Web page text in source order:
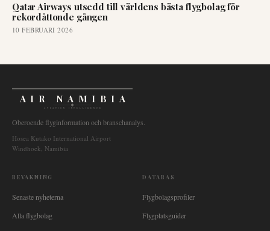
Qatar Airways utsedd till världens bästa flygbolag för
rekordåttonde gången
10 FEBRUARI 2026
AIR NAMIBIA
AVIATION INTELLIGENCE
Oberoende flyginformation och branschanalys.
Hosea Kutako International Airport
Windhoek, Namibia
BEVAKNING
Senaste nyheterna
Alla flygbolag
DATABAS
Flygbolagsprofiler
Flygplatsguider